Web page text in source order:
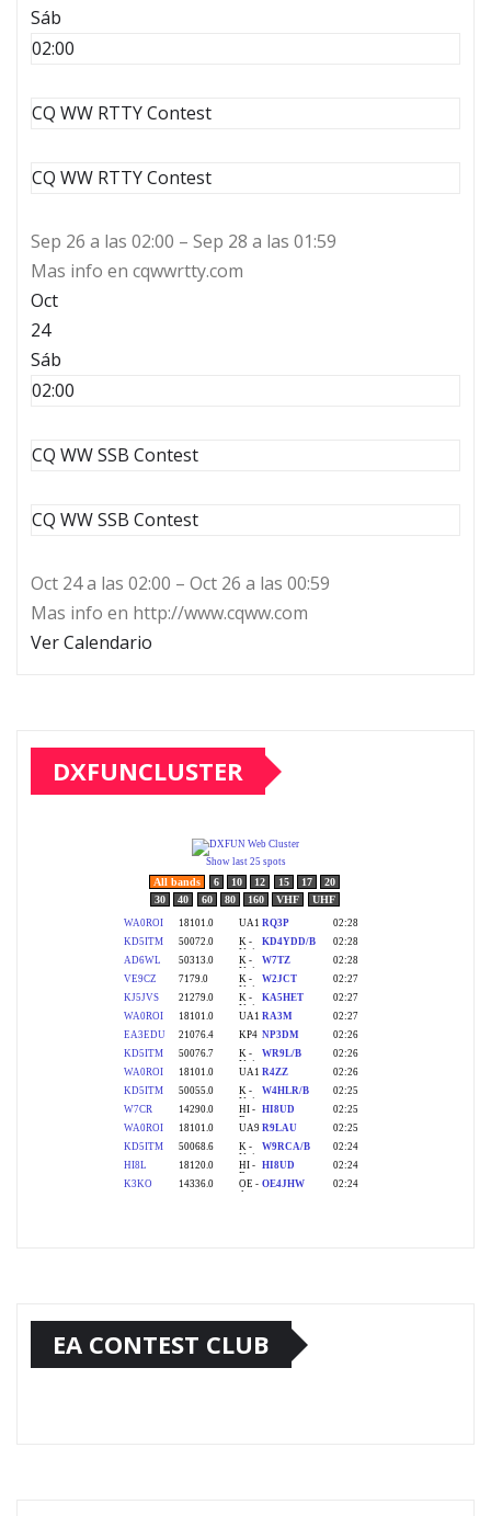
Sáb
02:00
CQ WW RTTY Contest
CQ WW RTTY Contest
Sep 26 a las 02:00 – Sep 28 a las 01:59
Mas info en cqwwrtty.com
Oct
24
Sáb
02:00
CQ WW SSB Contest
CQ WW SSB Contest
Oct 24 a las 02:00 – Oct 26 a las 00:59
Mas info en http://www.cqww.com
Ver Calendario
DXFUNCLUSTER
EA CONTEST CLUB